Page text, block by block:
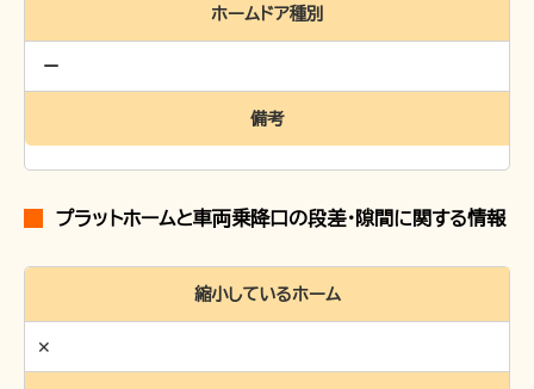
ホームドア種別
備考
プラットホームと車両乗降口の段差・隙間に関する情報
縮小しているホーム
✕